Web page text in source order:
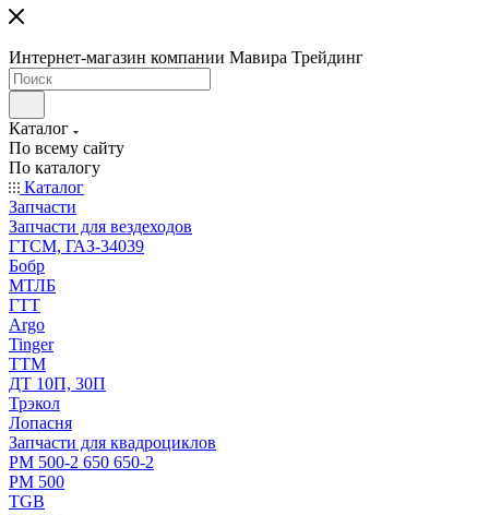
Интернет-магазин компании Мавира Трейдинг
Каталог
По всему сайту
По каталогу
Каталог
Запчасти
Запчасти для вездеходов
ГТСМ, ГАЗ-34039
Бобр
МТЛБ
ГТТ
Argo
Tinger
ТТМ
ДТ 10П, 30П
Трэкол
Лопасня
Запчасти для квадроциклов
РМ 500-2 650 650-2
РМ 500
TGB